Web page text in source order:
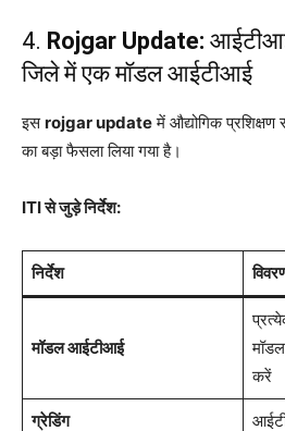
4. Rojgar Update:
जिले में एक मॉडल आईटीआई
इसrojgar updateमें औद्योगिक
का बड़ा फैसला लिया गया है।
ITI से जुड़े निर्देश:
निर्देश
मॉडल आईटीआई
करें
ग्रेडिंग